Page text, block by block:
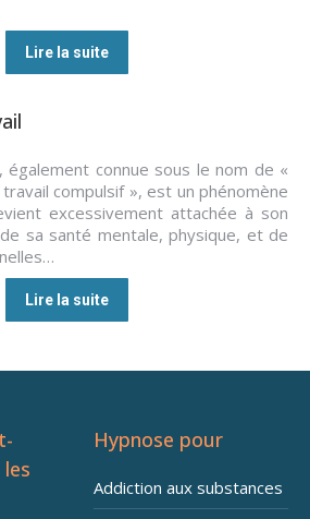
Lire la suite
également connue sous le nom de «
compulsif », est un phénomène
excessivement attachée à son
sa santé mentale, physique, et de
Lire la suite
Hypnose pour
Addiction aux substances